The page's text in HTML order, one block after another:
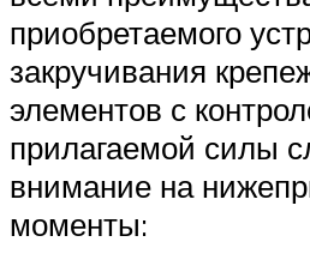
приобретаемого
закручивания
элементов с
прилагаемой силы
внимание на
моменты: